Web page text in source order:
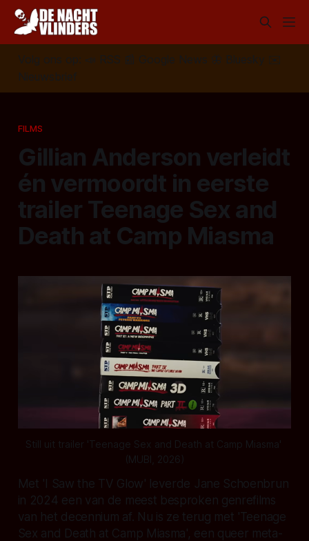
Volg ons op: 📣 RSS 📰 Google News 🦋 Bluesky
✉️
Nieuwsbrief
FILMS
Gillian Anderson verleidt
én vermoordt in eerste
trailer Teenage Sex and
Death at Camp Miasma
Still uit trailer 'Teenage Sex and Death at Camp Miasma'
(MUBI, 2026)
Met 'I Saw the TV Glow' leverde Jane Schoenbrun
in 2024 een van de meest besproken genrefilms
van het decennium af. Nu is ze terug met 'Teenage
Sex and Death at Camp Miasma', een queer meta-